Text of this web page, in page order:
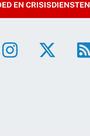
EN CRISISDIENSTEN